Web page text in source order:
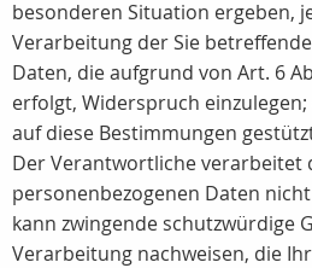
besonderen Situation ergeben,
Verarbeitung der Sie
Daten, die aufgrund von Art. 6
erfolgt, Widerspruch
auf diese Bestimmungen
Der Verantwortliche verarbeitet
personenbezogenen Daten
kann zwingende schutzwürdige
Verarbeitung nachweisen, die